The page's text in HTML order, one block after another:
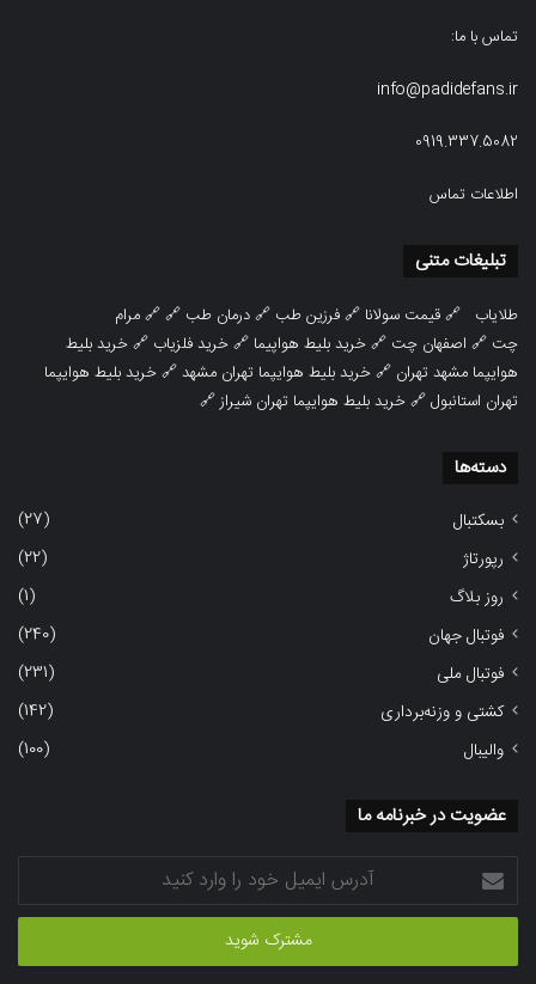
تماس با ما:
info@padidefans.ir
0919.337.5082
اطلاعات تماس
تبلیغات متنی
طلایاب 🔗قیمت سولانا 🔗فرزین طب 🔗درمان طب 🔗 🔗مرام
چت 🔗 اصفهان چت 🔗خرید بلیط هواپیما 🔗خرید فلزیاب 🔗خرید بلیط
هوایپما مشهد تهران 🔗خرید بلیط هوایپما تهران مشهد🔗خرید بلیط هوایپما
تهران استانبول🔗خرید بلیط هوایپما تهران شیراز🔗
دسته‌ها
بسکتبال
(27)
رپورتاژ
(22)
روز بلاگ
(1)
فوتبال جهان
(240)
فوتبال ملی
(231)
کشتی و وزنه‌برداری
(142)
والیبال
(100)
عضویت در خبرنامه ما
آدرس
ایمیل
خود
وارد